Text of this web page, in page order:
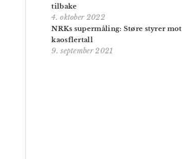
tilbake
4. oktober 2022
NRKs supermåling: Støre styrer mot
kaosflertall
9. september 2021